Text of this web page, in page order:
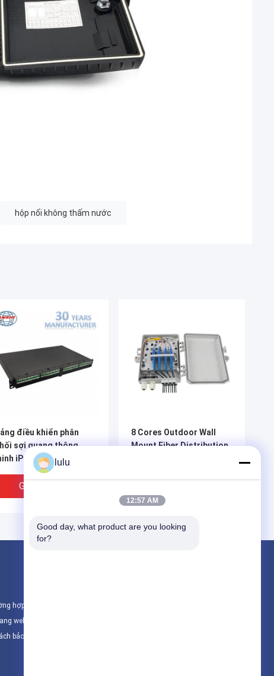
hộp nối không thấm nước
điều khiển phân
sợi quang thông
iPatch với phần mềm
điều khiển
Giá Tốt Nhất
8 Cores Outdoor Wall
Mount Fiber Distribution
hợp
web
bảo mật
lulu
12:57 AM
Good day, what product are you looking
for?